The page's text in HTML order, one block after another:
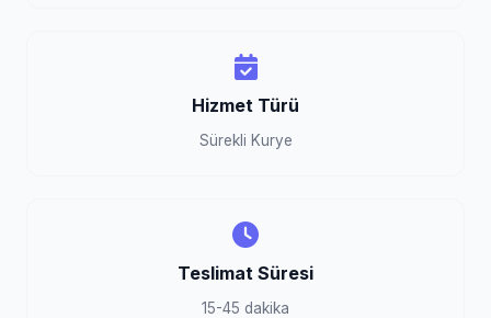
Hizmet Türü
Sürekli Kurye
Teslimat Süresi
15-45 dakika